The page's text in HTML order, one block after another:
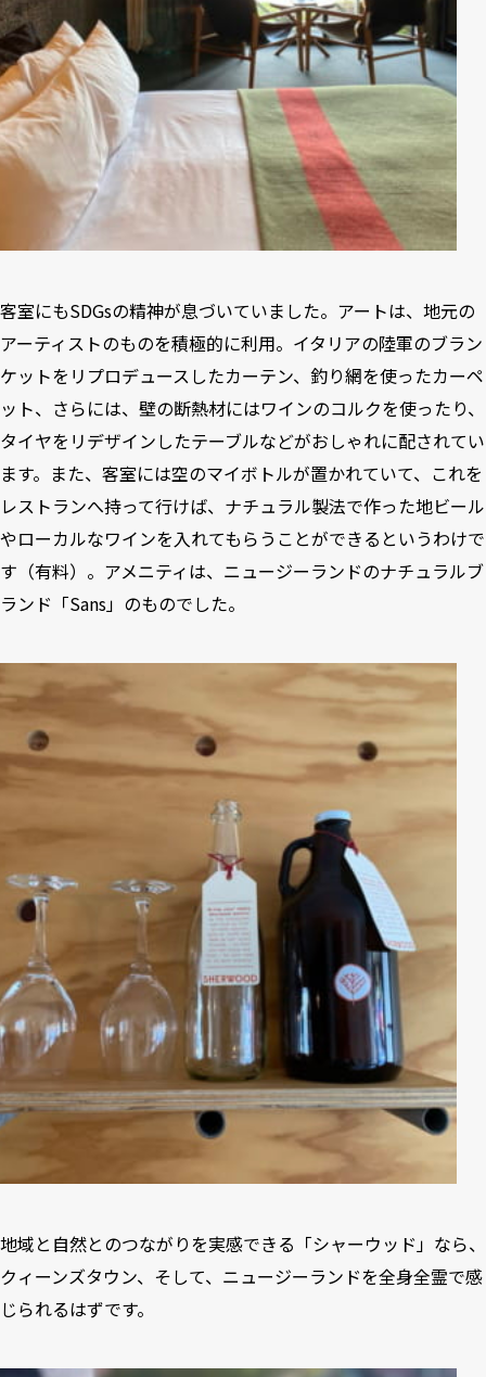
客室にもSDGsの精神が息づいていました。アートは、地元の
アーティストのものを積極的に利用。イタリアの陸軍のブラン
ケットをリプロデュースしたカーテン、釣り網を使ったカーペ
ット、さらには、壁の断熱材にはワインのコルクを使ったり、
タイヤをリデザインしたテーブルなどがおしゃれに配されてい
ます。また、客室には空のマイボトルが置かれていて、これを
レストランへ持って行けば、ナチュラル製法で作った地ビール
やローカルなワインを入れてもらうことができるというわけで
す（有料）。アメニティは、ニュージーランドのナチュラルブ
ランド「Sans」のものでした。
地域と自然とのつながりを実感できる「シャーウッド」なら、
クィーンズタウン、そして、ニュージーランドを全身全霊で感
じられるはずです。